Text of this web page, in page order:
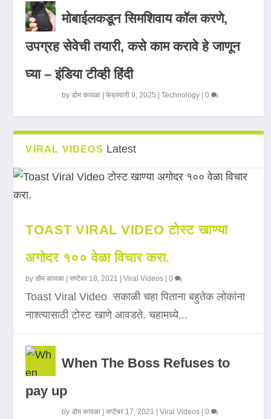
मोबाईलकडून सिमशिवाय कॉल करणे,
उपग्रह सेवेची तयारी, कसे काम करावे हे जाणून
घ्या – इंडिया टीव्ही हिंदी
byडोम कावळा |फेब्रुवारी 9, 2025 |Technology |0
VIRAL VIDEOS Latest
TOAST VIRAL VIDEO टोस्ट खाण्या
अगोदर १०० वेळा विचार करा.
byडोम कावळा |सप्टेंबर 18, 2021 |Viral Videos |0
Toast Viral Video सकाळी चहा पिताना बहुतेक लोकांना
नाश्त्यासाठी टोस्ट खाणे आवडते. चहामध्ये...
When The Boss Refuses to
pay up
byडोम कावळा |सप्टेंबर 17, 2021 |Viral Videos |0